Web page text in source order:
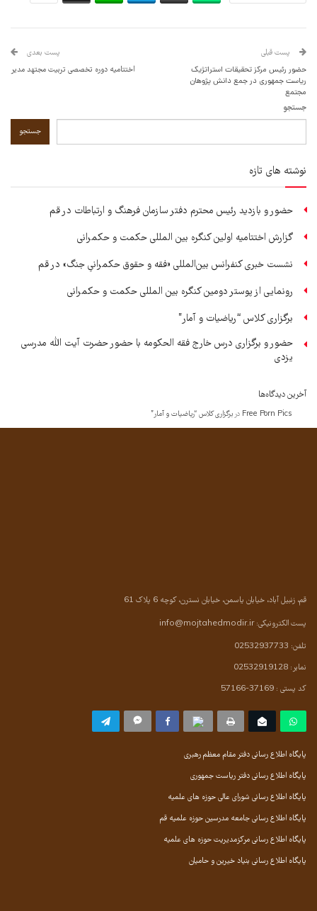
پست قبلی
حضور رئیس مرکز تحقیقات استراتژیک
ریاست جمهوری در جمع دانش پژوهان
مجتمع
پست بعدی
اختتامیه دوره تخصصی تربیت مجتهد مدیر
جستجو
جستجو
نوشته های تازه
حضور و بازدید رئیس محترم دفتر سازمان فرهنگ و ارتباطات در قم
گزارش اختتامیه اولین کنگره بین المللی حکمت و حکمرانی
نشست خبری کنفرانس بین‌المللی «فقه و حقوق حکمرانیِ جنگ» در قم
رونمایی از پوستر دومین کنگره بین المللی حکمت و حکمرانی
برگزاری کلاس “ریاضیات و آمار”
حضور و برگزاری درس خارج فقه الحکومه با حضور حضرت آیت الله مدرسی
یزدی
آخرین دیدگاه‌ها
Free Porn Pics در برگزاری کلاس “ریاضیات و آمار”
قم، زنبیل آباد، خیابان یاسمن، خیابان نسترن، کوچه 6 پلاک 61
پست الکترونیکی:info@mojtahedmodir.ir
تلفن: 02532937733
نمابر: 02532919128
کد پستی : 37169-57166
پایگاه اطلاع رسانی دفتر مقام معظم رهبری
پایگاه اطلاع رسانی دفتر ریاست جمهوری
پایگاه اطلاع رسانی شورای عالی حوزه های علمیه
پایگاه اطلاع رسانی جامعه مدرسین حوزه علمیه قم
پایگاه اطلاع رسانی مرکزمدیریت حوزه های علمیه
پایگاه اطلاع رسانی بنیاد خیرین و حامیان